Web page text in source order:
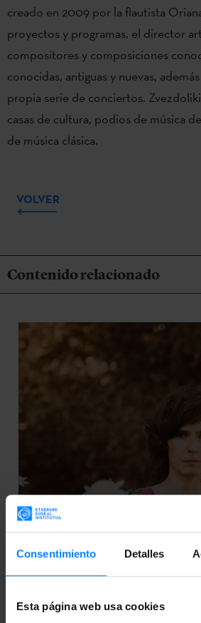
Consentimiento Detalles
Esta página web usa cookies
creado en 2009 por la flautista
proyectos y programas, el director
compositores y composiciones
conocidas, antiguas y nuevas,
propia serie de conciertos.
casas de cultura, podios de música
de música clásica.
VOLVER
Contenido relacionado